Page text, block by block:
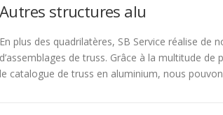
Autres structures alu
En plus des quadrilatères, SB Service réalise de
d’assemblages de truss. Grâce à la multitude de
le catalogue de truss en aluminium, nous